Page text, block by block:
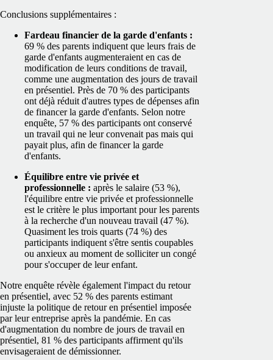
Conclusions supplémentaires :
Fardeau financier de la garde d'enfants :
69 % des parents indiquent que leurs frais de
garde d'enfants augmenteraient en cas de
modification de leurs conditions de travail,
comme une augmentation des jours de travail
en présentiel. Près de 70 % des participants
ont déjà réduit d'autres types de dépenses afin
de financer la garde d'enfants. Selon notre
enquête, 57 % des participants ont conservé
un travail qui ne leur convenait pas mais qui
payait plus, afin de financer la garde
d'enfants.
Équilibre entre vie privée et
professionnelle : après le salaire (53 %),
l'équilibre entre vie privée et professionnelle
est le critère le plus important pour les parents
à la recherche d'un nouveau travail (47 %).
Quasiment les trois quarts (74 %) des
participants indiquent s'être sentis coupables
ou anxieux au moment de solliciter un congé
pour s'occuper de leur enfant.
Notre enquête révèle également l'impact du retour
en présentiel, avec 52 % des parents estimant
injuste la politique de retour en présentiel imposée
par leur entreprise après la pandémie. En cas
d'augmentation du nombre de jours de travail en
présentiel, 81 % des participants affirment qu'ils
envisageraient de démissionner.